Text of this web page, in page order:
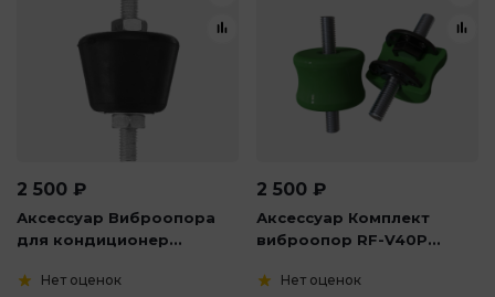
2 500 ₽
Аксессуар Виброопора
для кондиционер...
Нет оценок
2 500 ₽
Аксессуар Комплект
виброопор RF-V40P...
Нет оценок